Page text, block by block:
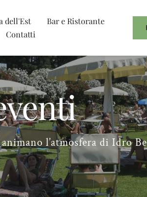
dell'Est
Bar e Ristorante
Contatti
l’atmosfera di Idro